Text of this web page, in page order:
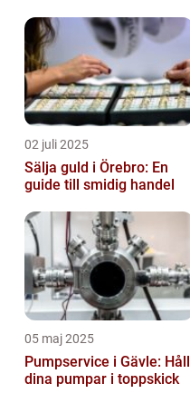
02 juli 2025
Sälja guld i Örebro: En
guide till smidig handel
05 maj 2025
Pumpservice i Gävle: Håll
dina pumpar i toppskick